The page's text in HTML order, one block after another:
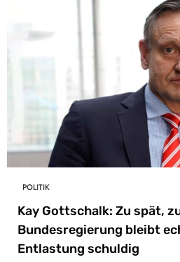
POLITIK
Kay Gottschalk: Zu spät,
Bundesregierung bleibt
Entlastung schuldig